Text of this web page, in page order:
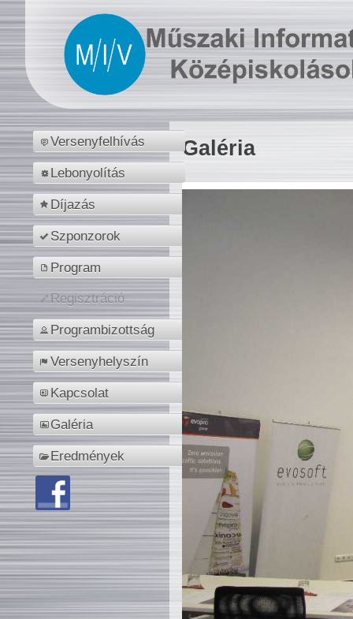
Versenyfelhívás
Lebonyolítás
Díjazás
Szponzorok
Program
Regisztráció
Programbizottság
Versenyhelyszín
Kapcsolat
Galéria
Eredmények
Galéria